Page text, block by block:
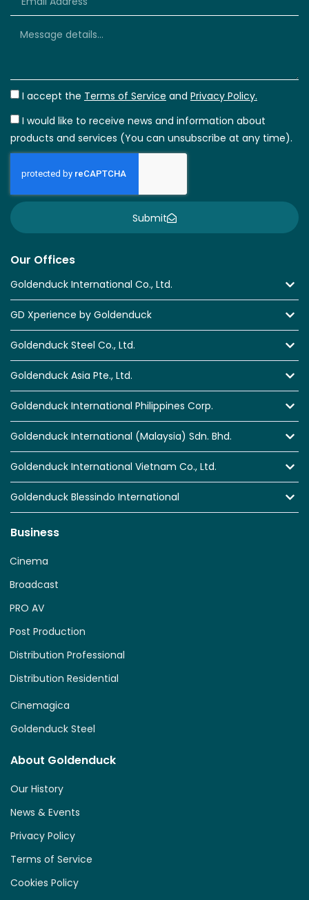
Our Offices
Goldenduck International Co., Ltd.
GD Xperience by Goldenduck
Goldenduck Steel Co., Ltd.
Goldenduck Asia Pte., Ltd.
Goldenduck International Philippines Corp.
Goldenduck International (Malaysia) Sdn. Bhd.
Goldenduck International Vietnam Co., Ltd.
Goldenduck Blessindo International
Business
Distribution Residential
Distribution Professional
Post Production
PRO AV
Broadcast
Cinema
Cinemagica
Goldenduck Steel
About Goldenduck
Our History
News & Events
Privacy Policy
Terms of Service
Cookies Policy
I accept the Terms of Service and Privacy Policy.
I would like to receive news and information about
products and services (You can unsubscribe at any time).
Submit